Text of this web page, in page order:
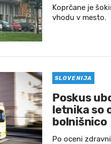
Koprčane je
vhodu v mesto.
SLOVENIJA
Poskus
letnika so
bolnišnico
Po oceni